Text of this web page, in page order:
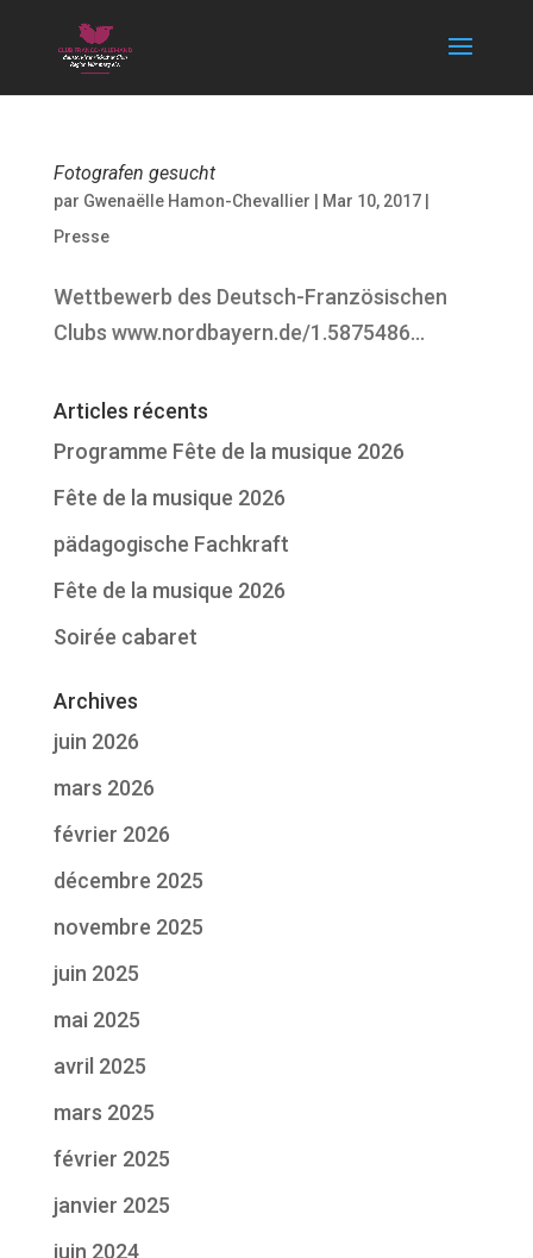
Fotografen gesucht
par Gwenaëlle Hamon-Chevallier Mar 10, 2017|
Presse
Wettbewerb des Deutsch-Französischen
Clubs www.nordbayern.de/1.5875486...
Articles récents
Programme Fête de la musique 2026
Fête de la musique 2026
pädagogische Fachkraft
Fête de la musique 2026
Soirée cabaret
Archives
juin 2026
mars 2026
février 2026
décembre 2025
novembre 2025
juin 2025
mai 2025
avril 2025
mars 2025
février 2025
janvier 2025
juin 2024